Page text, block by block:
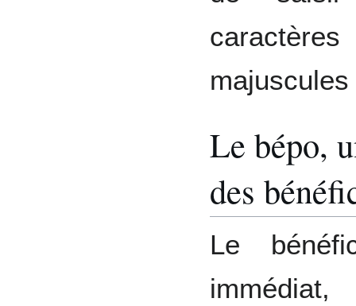
Le bépo,
des
Le